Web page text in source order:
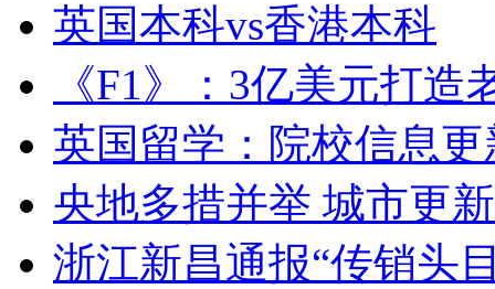
英国本科vs香港本科
《F1》：3亿美元打造
英国留学：院校信息更
央地多措并举 城市更
浙江新昌通报“传销头